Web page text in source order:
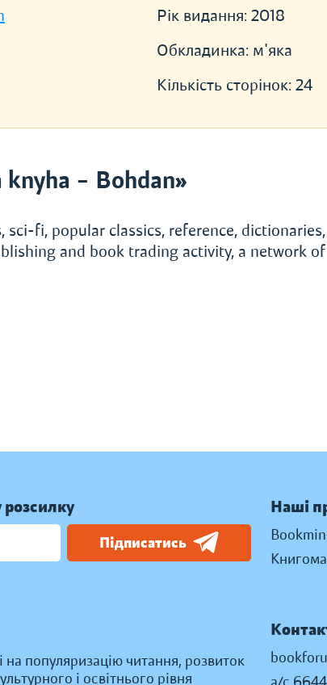
Рік видання: 2018
Обкладинка: м'яка
Кількість сторінок: 24
– Bohdan»
fi, popular classics, reference, dictionaries,
and book trading activity, a network of
Підписатись
на популяризацію читання, розвиток
і освітнього рівня
Наші